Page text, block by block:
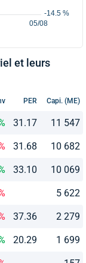
et leurs
PER Capi. (ME)
31.17 11 547
31.68 10 682
33.10 10 069
5 622
37.36 2 279
20.29 1 699